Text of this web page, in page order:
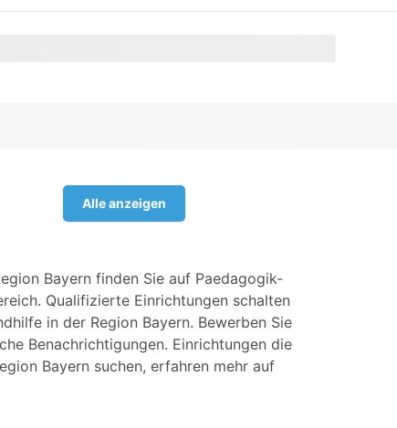
Alle anzeigen
Bayern finden Sie auf Paedagogik-
Qualifizierte Einrichtungen schalten
in der Region Bayern. Bewerben Sie
Benachrichtigungen. Einrichtungen die
Bayern suchen, erfahren mehr auf